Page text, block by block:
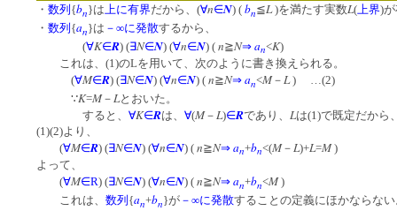
・ 数列 {bn}は上に有界だから、(∀n∈N) ( bn≦L)を満たす実数L(上界)
・ 数列 {an}は －∞に発散するから、
(∀K∈R) (∃N∈N) (∀n∈N) ( n≧N⇒ an<K)
これは、(1)のLを用いて、次のように書き換えられる。
(∀M∈R) (∃N∈N) (∀n∈N) ( n≧N⇒ an<M－ L) …(2)
∵K=M－ Lとおいた。
すると、 ∀K∈Rは、 ∀(M－ L)∈Rであり、 Lは(1)で既定だから
(1)(2)より、
(∀M∈R) (∃N∈N) (∀n∈N) ( n≧N⇒ an+bn<(M－ L)+L=M)
よって、
(∀M∈R) (∃N∈N) (∀n∈N) ( n≧N⇒ an+bn<M)
これは、 数列 {an+bn}が －∞に発散することの定義にほかならな